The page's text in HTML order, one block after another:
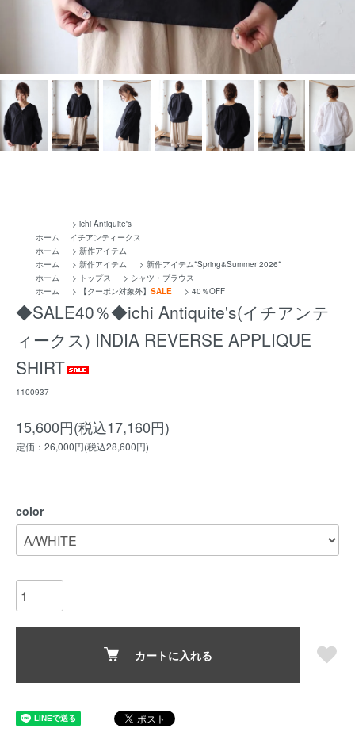
ホーム
> ichi Antiquite's
イチアンティークス
ホーム
> 新作アイテム
ホーム
> 新作アイテム > 新作アイテム*Spring&Summer 2026*
ホーム
> トップス > シャツ・ブラウス
ホーム
> 【クーポン対象外】 SALE > 40％OFF
◆SALE40％◆ichi Antiquite's(イチアンテ
ィークス) INDIA REVERSE APPLIQUE
SHIRT
1100937
15,600円(税込17,160円)
定価：26,000円(税込28,600円)
color
カートに入れる